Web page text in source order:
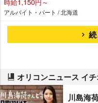
アルバイト・パート / 北海道
オリコンニュース イ
川島海